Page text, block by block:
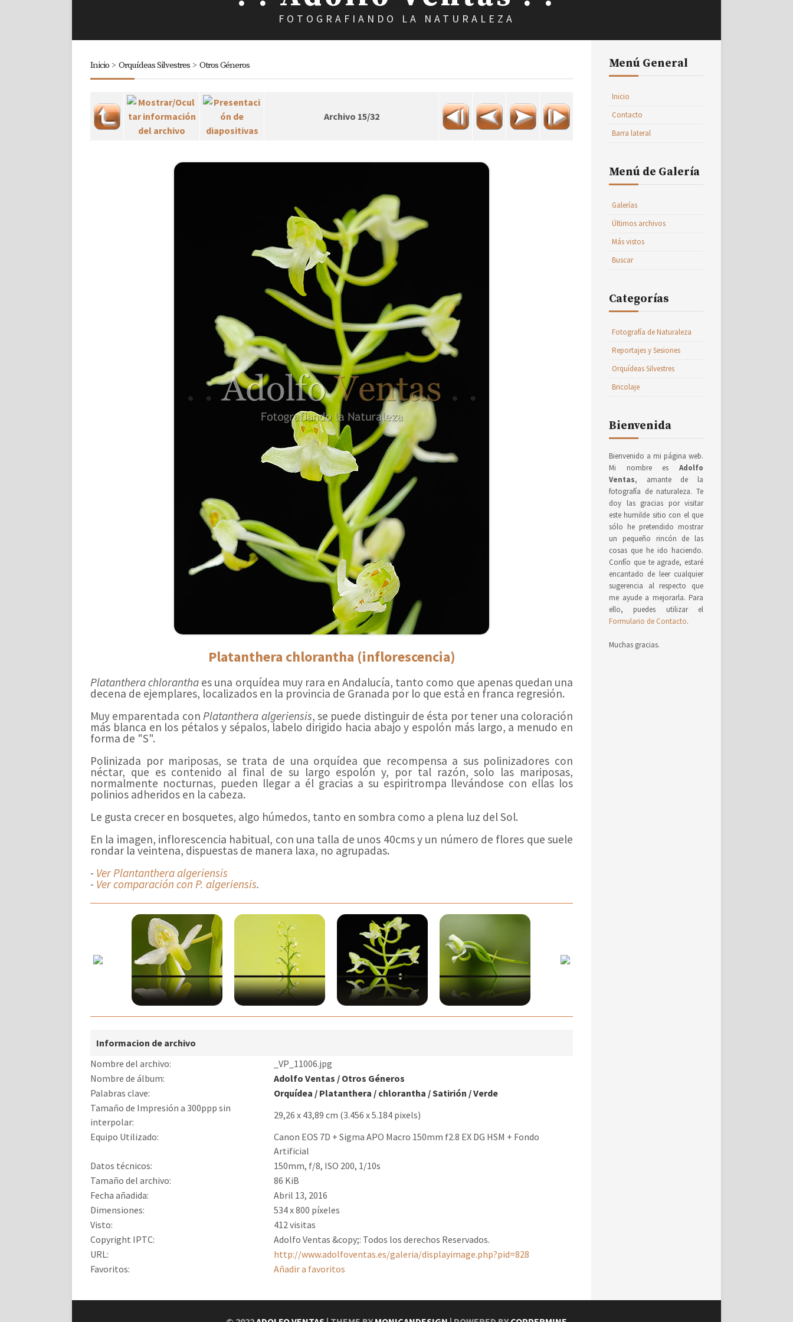
FOTOGRAFIANDO LA NATURALEZA
Inicio > Orquídeas Silvestres > Otros Géneros
Archivo 15/32
Platanthera chlorantha (inflorescencia)
Platanthera chlorantha es una orquídea muy rara en Andalucía, tanto como que apenas quedan una
decena de ejemplares, localizados en la provincia de Granada por lo que está en franca regresión.
Muy emparentada conPlatanthera algeriensis, se puede distinguir de ésta por tener una coloración
más blanca en los pétalos y sépalos, labelo dirigido hacia abajo y espolón más largo, a menudo en
forma de "S".
Polinizada por mariposas, se trata de una orquídea que recompensa a sus polinizadores con
néctar, que es contenido al final de su largo espolón y, por tal razón, solo las mariposas,
normalmente nocturnas, pueden llegar a él gracias a su espiritrompa llevándose con ellas los
polinios adheridos en la cabeza.
Le gusta crecer en bosquetes, algo húmedos, tanto en sombra como a plena luz del Sol.
En la imagen, inflorescencia habitual, con una talla de unos 40cms y un número de flores que suele
rondar la veintena, dispuestas de manera laxa, no agrupadas.
- Ver Plantanthera algeriensis
- Ver comparación con P. algeriensis.
Informacion de archivo
Nombre del archivo:
_VP_11006.jpg
Nombre de álbum:
Adolfo Ventas / Otros Géneros
Palabras clave:
Orquídea / Platanthera / chlorantha /Satirión /Verde
Tamaño de Impresión a 300ppp sin
interpolar:
29,26 x 43,89 cm (3.456 x 5.184 pixels)
Equipo Utilizado:
Canon EOS 7D + Sigma APO Macro 150mm f2.8 EX DG HSM + Fondo
Artificial
Datos técnicos:
150mm, f/8, ISO 200, 1/10s
Tamaño del archivo:
86 KiB
Fecha añadida:
Abril 13, 2016
Dimensiones:
534 x 800 píxeles
Visto:
412 visitas
Copyright IPTC:
Adolfo Ventas &copy;: Todos los derechos Reservados.
URL:
http://www.adolfoventas.es/galeria/displayimage.php?pid=828
Favoritos:
Añadir a favoritos
Menú General
Inicio
Contacto
Barra lateral
Menú de Galería
Galerías
Últimos archivos
Más vistos
Buscar
Categorías
Fotografía de Naturaleza
Reportajes y Sesiones
Orquídeas Silvestres
Bricolaje
Bienvenida
Bienvenido a mi página web.
Mi nombre es Adolfo
Ventas, amante de la
fotografía de naturaleza. Te
doy las gracias por visitar
este humilde sitio con el que
sólo he pretendido mostrar
un pequeño rincón de las
cosas que he ido haciendo.
Confío que te agrade, estaré
encantado de leer cualquier
sugerencia al respecto que
me ayude a mejorarla. Para
ello, puedes utilizar el
Formulario de Contacto.
Muchas gracias.